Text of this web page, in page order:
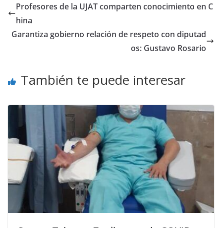
Profesores de la UJAT comparten conocimiento en C
hina
Garantiza gobierno relación de respeto con diputad
os: Gustavo Rosario
También te puede interesar